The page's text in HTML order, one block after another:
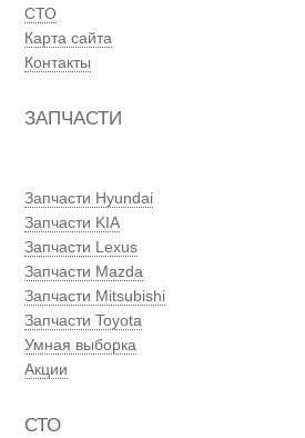
СТО
Карта сайта
Контакты
ЗАПЧАСТИ
Запчасти Hyundai
Запчасти KIA
Запчасти Lexus
Запчасти Mazda
Запчасти Mitsubishi
Запчасти Toyota
Умная выборка
Акции
СТО